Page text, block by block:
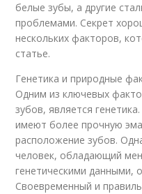
белые зубы, а другие
проблемами. Секрет
нескольких факторов,
статье.
Генетика и природные
Одним из ключевых
зубов, является
имеют более прочную
расположение зубов.
человек, обладающий
генетическими данными,
Своевременный и